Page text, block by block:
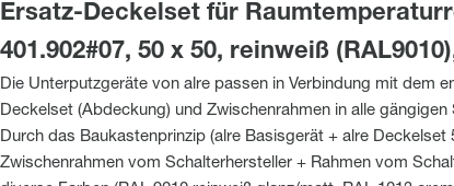
Ersatz-Deckelset für
401.902#07, 50 x 50, reinweiß
Die Unterputzgeräte von alre passen in Verbindung mit dem
Deckelset (Abdeckung) und Zwischenrahmen in alle
Durch das Baukastenprinzip (alre Basisgerät + alre Deckelset
Zwischenrahmen vom Schalterhersteller + Rahmen vom